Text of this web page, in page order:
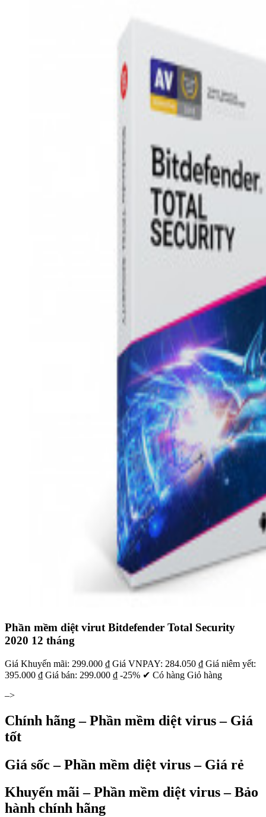
Phần mềm diệt virut Bitdefender Total Security
2020 12 tháng
Giá Khuyến mãi: 299.000 ₫ Giá VNPAY: 284.050 ₫ Giá niêm yết:
395.000 ₫ Giá bán: 299.000 ₫ -25% ✔ Có hàng Giỏ hàng
–>
Chính hãng – Phần mềm diệt virus – Giá
tốt
Giá sốc – Phần mềm diệt virus – Giá rẻ
Khuyến mãi – Phần mềm diệt virus – Bảo
hành chính hãng